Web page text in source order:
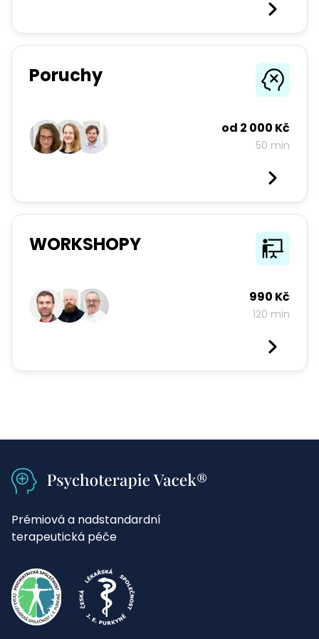
Poruchy
od 2 000 Kč
50 min
WORKSHOPY
990 Kč
120 min
Prémiová a nadstandardní
terapeutická péče